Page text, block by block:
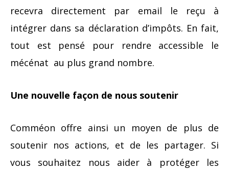
recevra directement par email le reçu à
intégrer dans sa déclaration d’impôts. En fait,
tout est pensé pour rendre accessible le
mécénat au plus grand nombre.
Une nouvelle façon de nous soutenir
Comméon offre ainsi un moyen de plus de
soutenir nos actions, et de les partager. Si
vous souhaitez nous aider à protéger les